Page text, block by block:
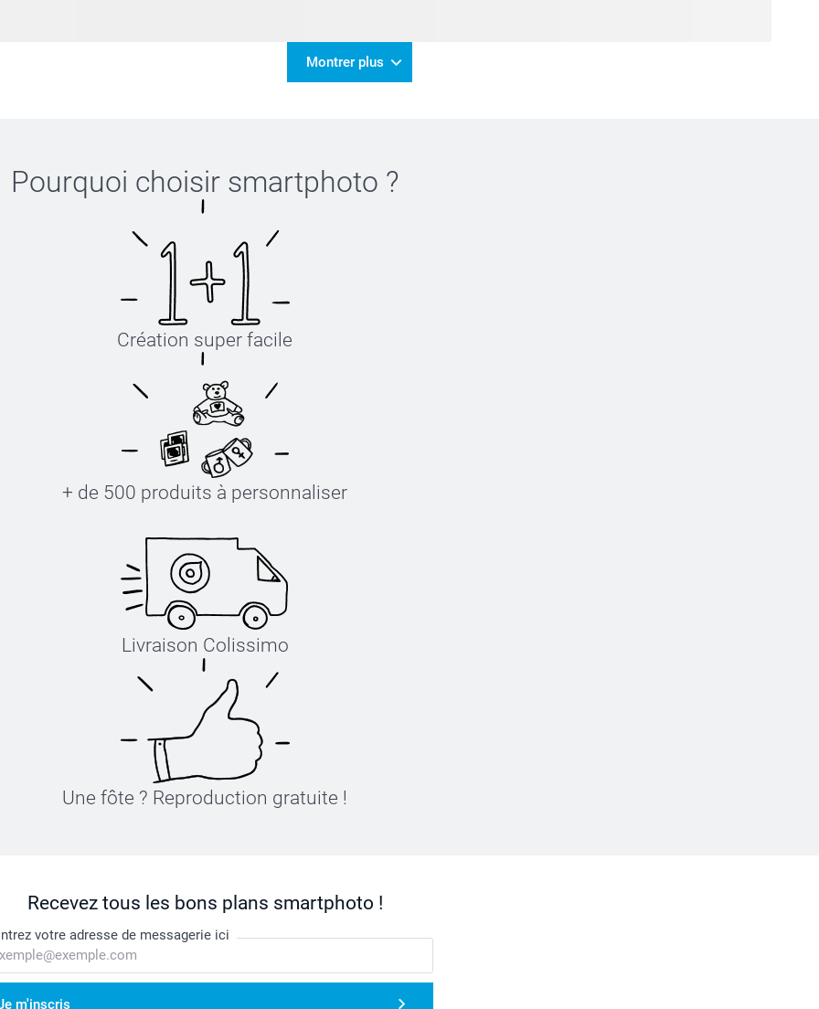
Montrer plus
Pourquoi choisir smartphoto ?
Création super facile
+ de 500 produits à personnaliser
Livraison Colissimo
Une fôte ? Reproduction gratuite !
Recevez tous les bons plans smartphoto !
votre adresse de messagerie ici
m'inscris